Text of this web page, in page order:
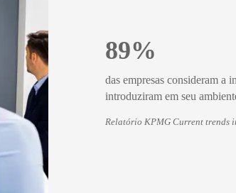
89%
das empresas consideram a
introduziram em seu
Relatório KPMG Current trends